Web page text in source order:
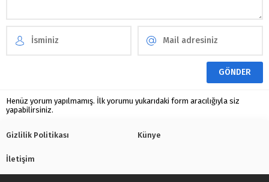
Henüz yorum yapılmamış. İlk yorumu yukarıdaki form aracılığıyla siz
yapabilirsiniz.
Gizlilik Politikası Künye
İletişim